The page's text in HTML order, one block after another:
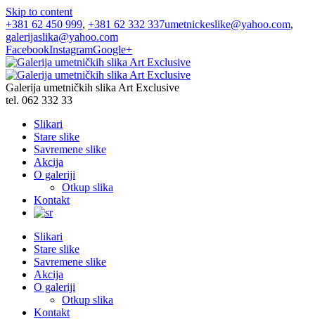
Skip to content
+381 62 450 999, +381 62 332 337umetnickeslike@yahoo.com,
galerijaslika@yahoo.com
FacebookInstagramGoogle+
Galerija umetničkih slika Art Exclusive
tel. 062 332 33
Slikari
Stare slike
Savremene slike
Akcija
O galeriji
Otkup slika
Kontakt
Slikari
Stare slike
Savremene slike
Akcija
O galeriji
Otkup slika
Kontakt